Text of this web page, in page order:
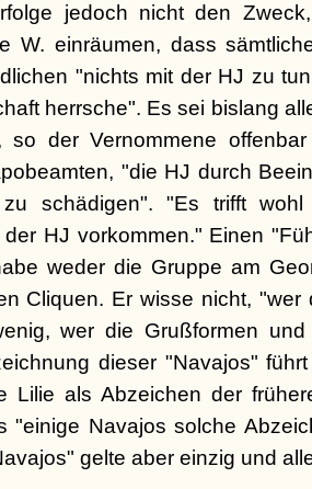
jedoch nicht den
W. einräumen, dass
"nichts mit der HJ zu
herrsche". Es sei bislang
so der Vernommene
"die HJ durch
zu schädigen". "Es trifft
HJ vorkommen." Einen
weder die Gruppe am
Cliquen. Er wisse nicht, "wer
wer die Grußformen
dieser "Navajos"
Lilie als Abzeichen der
"einige Navajos solche
gelte aber einzig und